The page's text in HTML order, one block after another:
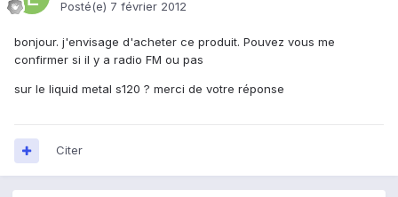
Posté(e) 7 février 2012
bonjour. j'envisage d'acheter ce produit. Pouvez vous me
confirmer si il y a radio FM ou pas
sur le liquid metal s120 ? merci de votre réponse
Citer